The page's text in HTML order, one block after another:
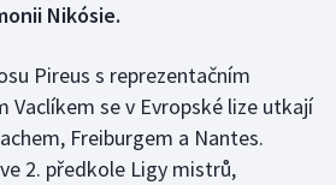
Nikósie.
Pireus s reprezentačním
Vaclíkem se v Evropské lize utkají
Freiburgem a Nantes.
2. předkole Ligy mistrů,